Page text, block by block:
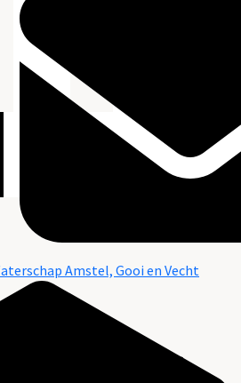
Amstel, Gooi en Vecht